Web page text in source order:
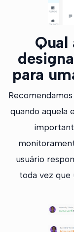
Qual
para
quando aquela
usuário
toda vez que